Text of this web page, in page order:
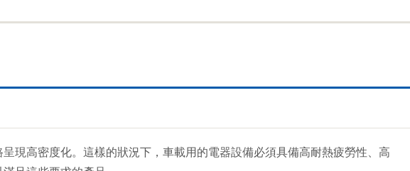
現高密度化。這樣的狀況下，車載用的電器設備必須具備高耐熱疲勞性、高